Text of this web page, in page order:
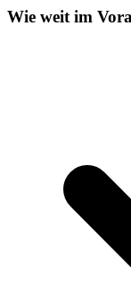
Wie weit im